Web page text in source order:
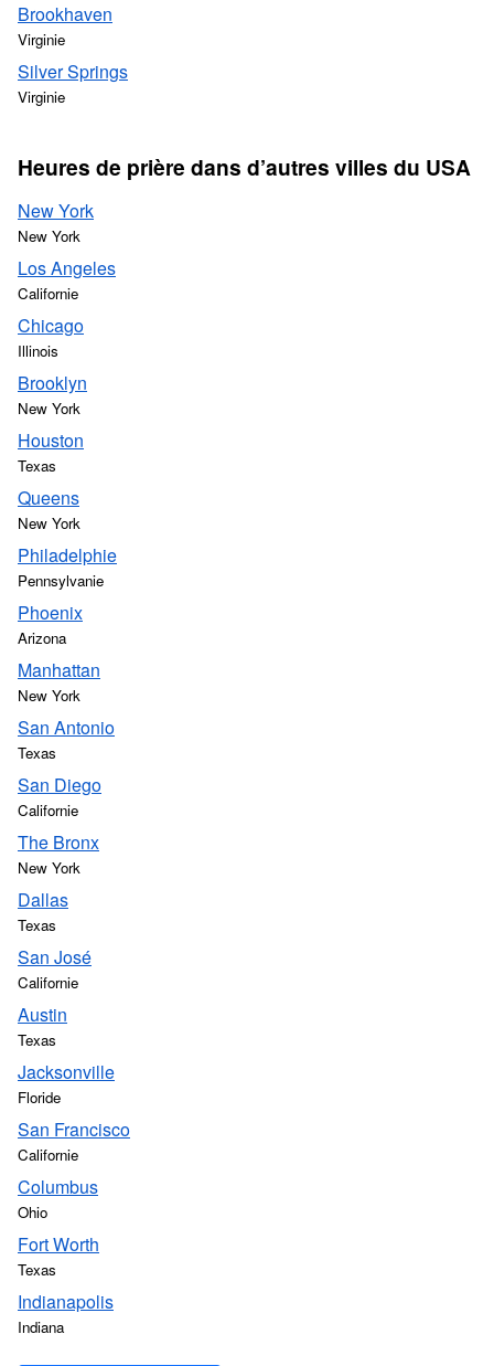
Brookhaven
Virginie
Silver Springs
Virginie
Heures de prière dans d’autres villes du USA
New York
New York
Los Angeles
Californie
Chicago
Illinois
Brooklyn
New York
Houston
Texas
Queens
New York
Philadelphie
Pennsylvanie
Phoenix
Arizona
Manhattan
New York
San Antonio
Texas
San Diego
Californie
The Bronx
New York
Dallas
Texas
San José
Californie
Austin
Texas
Jacksonville
Floride
San Francisco
Californie
Columbus
Ohio
Fort Worth
Texas
Indianapolis
Indiana